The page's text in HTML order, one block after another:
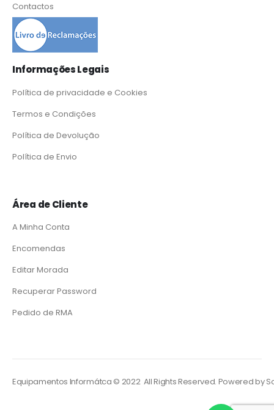
Contactos
Informações Legais
Política de privacidade e Cookies
Termos e Condições
Política de Devolução
Política de Envio
Área de Cliente
A Minha Conta
Encomendas
Editar Morada
Recuperar Password
Pedido de RMA
Equipamentos Informátca © 2022 All Rights Reserved. Powered by